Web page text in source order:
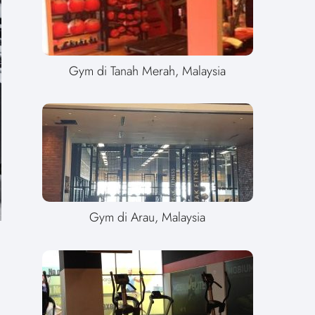
Gym di Tanah Merah, Malaysia
Gym di Arau, Malaysia